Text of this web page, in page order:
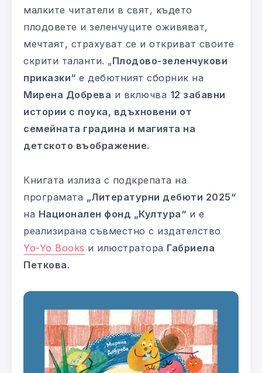
малките читатели в свят, където
плодовете и зеленчуците оживяват,
мечтаят, страхуват се и откриват своите
скрити таланти. „Плодово-зеленчукови
приказки“ е дебютният сборник на
Мирена Добрева и включва 12 забавни
истории с поука, вдъхновени от
семейната градина и магията на
детското въображение.
Книгата излиза с подкрепата на
програмата „Литературни дебюти 2025“
на Национален фонд „Култура“ и е
реализирана съвместно с издателство
Yo-Yo Books и илюстратора Габриела
Петкова.